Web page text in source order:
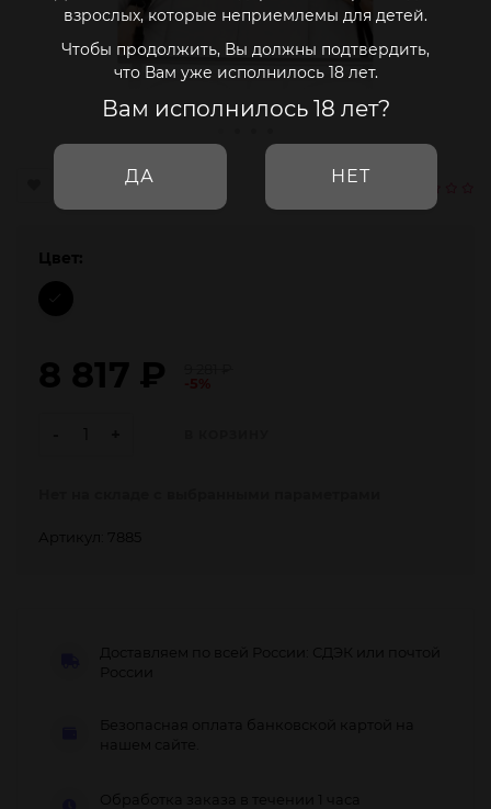
взрослых, которые неприемлемы для детей.
Чтобы продолжить, Вы должны подтвердить,
что Вам уже исполнилось 18 лет.
Вам исполнилось 18 лет?
ДА НЕТ
Цвет:
8 817 ₽
Артикул: 7885
Доставляем по всей России: СДЭК или почтой
Безопасная оплата банковской картой на
нашем сайте.
Обработка заказа в течении 1 часа